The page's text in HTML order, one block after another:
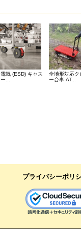
気 (ESD) キャス
...
全地形対応ク
ー台車 AT...
プライバシーポリ